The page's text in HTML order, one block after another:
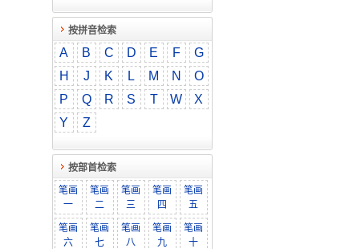
按拼音检索
A B C D E F
G
H
J K L M N
O
P
Q R S T W
X
Y
Z
按部首检索
笔画
一
笔画
二
笔画
三
笔画
四
笔画
五
笔画
六
笔画
七
笔画
八
笔画
九
笔画
十